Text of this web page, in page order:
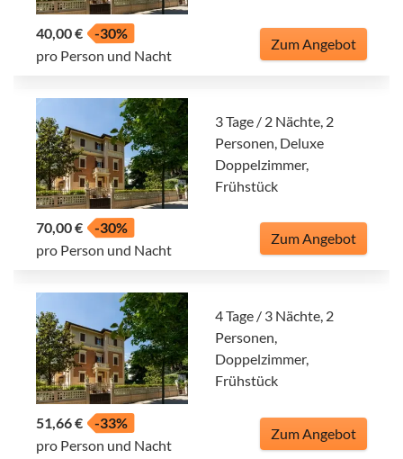
40,00 €
-30%
pro Person und Nacht
Zum Angebot
3 Tage / 2 Nächte, 2
Personen, Deluxe
Doppelzimmer,
Frühstück
70,00 €
-30%
pro Person und Nacht
Zum Angebot
4 Tage / 3 Nächte, 2
Personen,
Doppelzimmer,
Frühstück
51,66 €
-33%
pro Person und Nacht
Zum Angebot